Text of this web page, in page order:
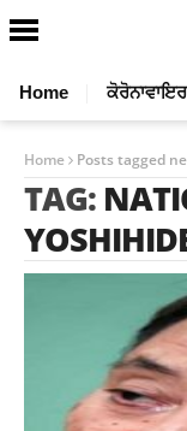
Home
Home Posts tagged
TAG: